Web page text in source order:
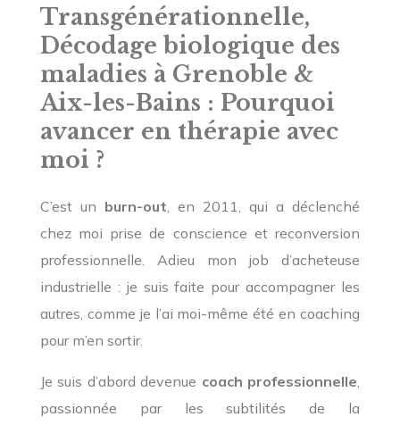
Transgénérationnelle,
Décodage biologique des
maladies à Grenoble &
Aix-les-Bains : Pourquoi
avancer en thérapie avec
moi ?
C’est un burn-out, en 2011, qui a déclenché
chez moi prise de conscience et reconversion
professionnelle. Adieu mon job d’acheteuse
industrielle : je suis faite pour accompagner les
autres, comme je l’ai moi-même été en coaching
pour m’en sortir.
Je suis d’abord devenue coach professionnelle,
passionnée par les subtilités de la